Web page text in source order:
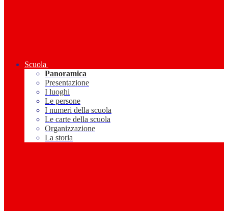
Scuola
Panoramica
Presentazione
I luoghi
Le persone
I numeri della scuola
Le carte della scuola
Organizzazione
La storia